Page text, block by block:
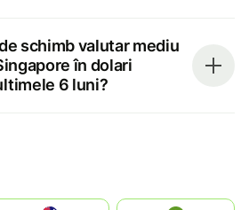
schimb valutar mediu
în dolari
6 luni?